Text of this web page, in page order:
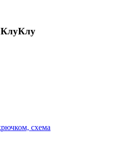
КлуКлу
схема